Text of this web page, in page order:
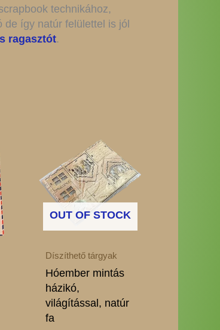
technikához,
de így natúr felülettel is jól
ragasztót.
OUT OF STOCK
Díszíthető tárgyak
Hóember mintás
házikó,
világítással, natúr
fa